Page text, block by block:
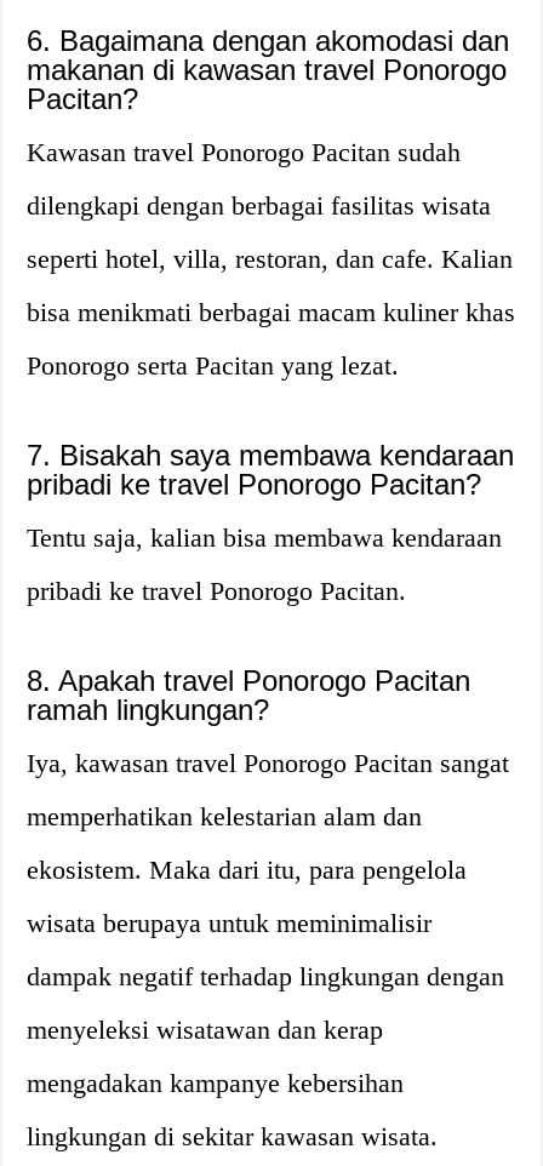
6. Bagaimana dengan akomodasi dan
makanan di kawasan travel Ponorogo
Pacitan?
Kawasan travel Ponorogo Pacitan sudah
dilengkapi dengan berbagai fasilitas wisata
seperti hotel, villa, restoran, dan cafe. Kalian
bisa menikmati berbagai macam kuliner khas
Ponorogo serta Pacitan yang lezat.
7. Bisakah saya membawa kendaraan
pribadi ke travel Ponorogo Pacitan?
Tentu saja, kalian bisa membawa kendaraan
pribadi ke travel Ponorogo Pacitan.
8. Apakah travel Ponorogo Pacitan
ramah lingkungan?
Iya, kawasan travel Ponorogo Pacitan sangat
memperhatikan kelestarian alam dan
ekosistem. Maka dari itu, para pengelola
wisata berupaya untuk meminimalisir
dampak negatif terhadap lingkungan dengan
menyeleksi wisatawan dan kerap
mengadakan kampanye kebersihan
lingkungan di sekitar kawasan wisata.